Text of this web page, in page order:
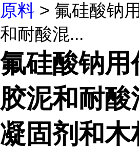
原料 > 氟硅酸钠
和耐酸混...
氟硅酸钠用
胶泥和耐酸
凝固剂和木